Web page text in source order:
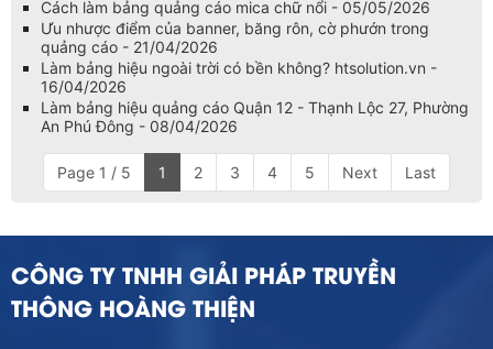
Cách làm bảng quảng cáo mica chữ nổi - 05/05/2026
Ưu nhược điểm của banner, băng rôn, cờ phướn trong
quảng cáo - 21/04/2026
Làm bảng hiệu ngoài trời có bền không? htsolution.vn -
16/04/2026
Làm bảng hiệu quảng cáo Quận 12 - Thạnh Lộc 27, Phường
An Phú Đông - 08/04/2026
Page 1 / 5 1 2 3 4 5 Next Last
CÔNG TY TNHH GIẢI PHÁP TRUYỀN
THÔNG HOÀNG THIỆN